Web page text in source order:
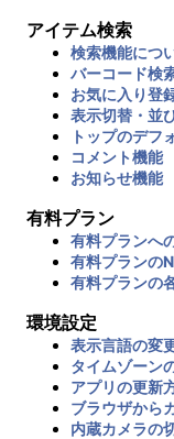
アイテム検索
検索機能につ
バーコード検
お気に入り登
表示切替・並
トップのデフ
コメント機能
お知らせ機能
有料プラン
有料プランへ
有料プランの
有料プランの
環境設定
表示言語の変
タイムゾーン
アプリの更新
ブラウザから
内蔵カメラの